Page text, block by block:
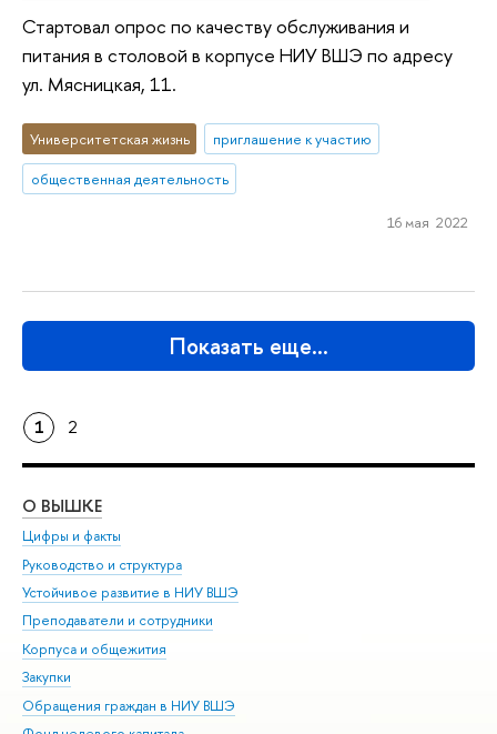
Стартовал опрос по качеству обслуживания и
питания в столовой в корпусе НИУ ВШЭ по адресу
ул. Мясницкая, 11.
Университетская жизнь
приглашение к участию
общественная деятельность
16 мая 2022
Показать еще…
1 2
О ВЫШКЕ
Цифры и факты
Руководство и структура
Устойчивое развитие в НИУ ВШЭ
Преподаватели и сотрудники
Корпуса и общежития
Закупки
Обращения граждан в НИУ ВШЭ